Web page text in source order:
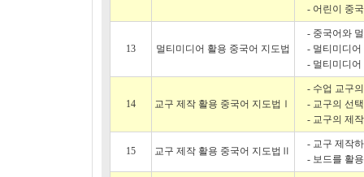
- 어린이 중
13 멀티미디어 활용 중국어 지도법
- 중국어와
- 멀티미디
- 멀티미디
14 교구 제작 활용 중국어 지도법Ⅰ
- 수업 교구
- 교구의 선택
- 교구의 제작
15 교구 제작 활용 중국어 지도법Ⅱ
- 교구 제작
- 보드를 활